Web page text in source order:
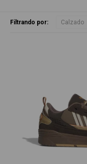
Filtrando por: Calzado